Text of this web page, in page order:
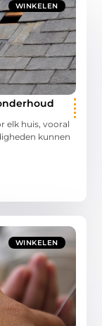
WINKELEN
elk huis, vooral
kunnen
WINKELEN